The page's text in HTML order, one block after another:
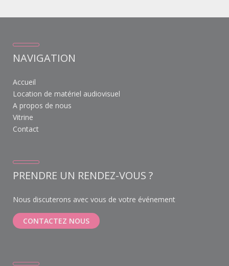
NAVIGATION
Accueil
Location de matériel audiovisuel
A propos de nous
Vitrine
Contact
PRENDRE UN RENDEZ-VOUS ?
Nous discuterons avec vous de votre événement
CONTACTEZ NOUS